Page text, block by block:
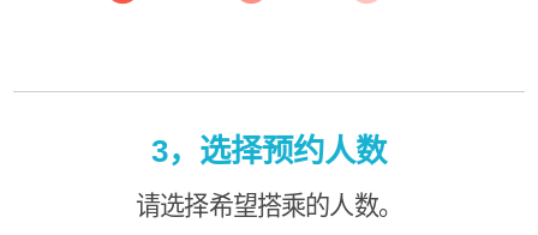
3，选择预约人数
请选择希望搭乘的人数。